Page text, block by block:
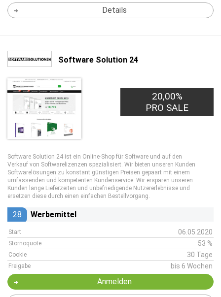
Details
Software Solution 24
20,00%
PRO SALE
Software Solution 24 ist ein Online-Shop für Software und auf den
Verkauf von Softwarelizenzen spezialisiert. Wir bieten unseren Kunden
Softwarelösungen zu konstant günstigen Preisen gepaart mit einem
umfassenden und kompetenten Kundenservice. Wir ersparen unseren
Kunden lange Lieferzeiten und unbefriedigende Nutzererlebnisse und
ersetzen diese durch einen einfachen Bestellvorgang.
28 Werbemittel
Start 06.05.2020
Stornoquote 53 %
Cookie 30 Tage
Freigabe bis 6 Wochen
Anmelden